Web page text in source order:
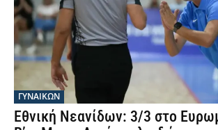
ΓΥΝΑΙΚΩΝ
Εθνική Νεανίδων: 3/3 στο